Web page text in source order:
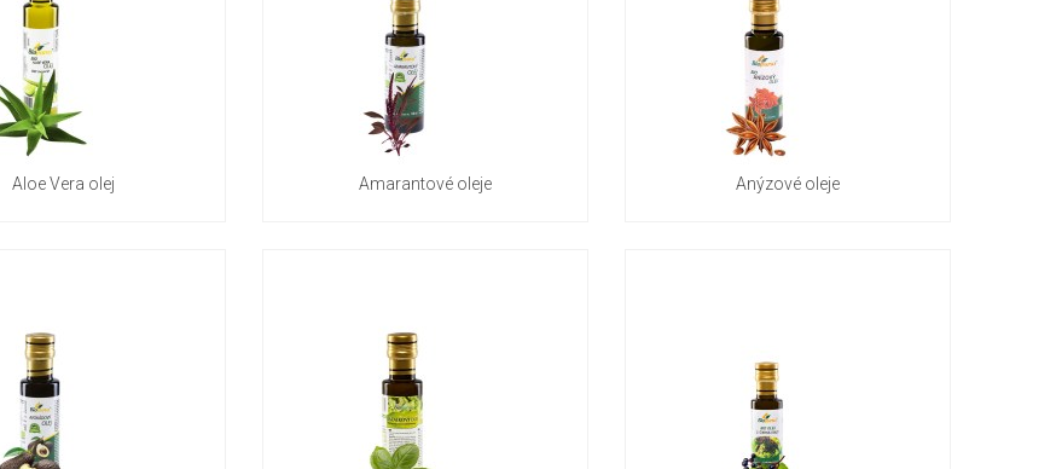
Aloe Vera olej Amarantové oleje Anýzové oleje